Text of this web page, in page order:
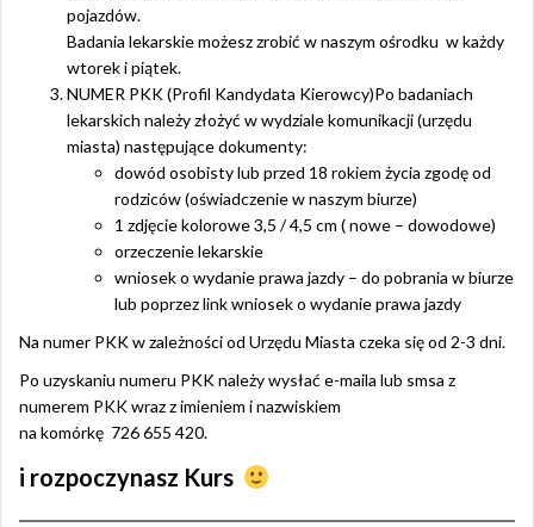
pojazdów.
Badania lekarskie możesz zrobić w naszym ośrodku w każdy
wtorek i piątek.
NUMER PKK (Profil Kandydata Kierowcy)Po badaniach
lekarskich należy złożyć w wydziale komunikacji (urzędu
miasta) następujące dokumenty:
dowód osobisty lub przed 18 rokiem życia zgodę od
rodziców (oświadczenie w naszym biurze)
1 zdjęcie kolorowe 3,5 / 4,5 cm ( nowe – dowodowe)
orzeczenie lekarskie
wniosek o wydanie prawa jazdy – do pobrania w biurze
lub poprzez link wniosek o wydanie prawa jazdy
Na numer PKK w zależności od Urzędu Miasta czeka się od 2-3 dni.
Po uzyskaniu numeru PKK należy wysłać e-maila lub smsa z
numerem PKK wraz z imieniem i nazwiskiem
na komórkę 726 655 420.
i rozpoczynasz Kurs